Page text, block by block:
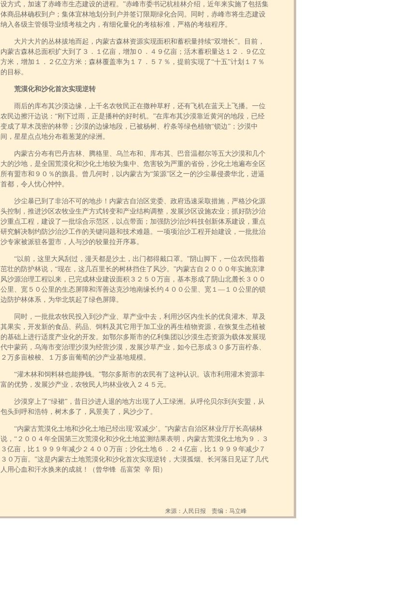
设方式，加速了赤峰市生态建设的进程。”赤峰市委书记杭桂林介绍，近年来实施了包括集
体商品林确权到户；集体宜林地划分到户并签订限期绿化合同。同时，赤峰市将生态建设
纳入各级主管领导业绩考核之内，有细化量化的考核标准，严格的考核程序。
大片大片的丛林拔地而起，内蒙古森林资源实现面积和蓄积量持续“双增长”。目前，
内蒙古森林总面积扩大到了３．１亿亩，增加０．４９亿亩；活木蓄积量达１２．９亿立
方米，增加１．２亿立方米；森林覆盖率为１７．５７％，提前实现了“十五”计划１７％
的目标。
荒漠化和沙化首次实现逆转
雨后的库布其沙漠边缘，上千名农牧民正在撒种草籽，还有飞机在蓝天上飞播。一位
农民边擦汗边说：“刚下过雨，正是播种的好时机。”在库布其沙漠靠近黄河的地段，已经
变成了草木茂密的林带；沙漠的边缘地段，已被杨树、柠条等绿色植物“锁边”；沙漠中
间，星星点点地分布着葱茏的绿洲。
内蒙古分布有巴丹吉林、腾格里、乌兰布和、库布其、巴音温都尔等五大沙漠和几个
大的沙地，是全国荒漠化和沙化土地较为集中、危害较为严重的省份，沙化土地遍布全区
所有盟市和９０％的旗县。曾几何时，以内蒙古为“策源”区之一的沙尘暴侵袭华北，进逼
首都，令人忧心忡忡。
沙尘暴已到了非治不可的地步！内蒙古自治区党委、政府迅速采取措施，严格沙化源
头控制，推进沙区农牧业生产方式转变和产业结构调整，发展沙区设施农业；抓好防沙治
沙重点工程，建设了一批综合示范区，以点带面；加强防沙治沙科技创新体系建设，重点
研究解决制约防沙治沙工作的关键问题和技术难题。一项项治沙工程开始建设，一批批治
沙专家被派驻各盟市，人与沙的较量拉开序幕。
“以前，这里大风刮过，漫天都是沙土，出门都得戴口罩。”阴山脚下，一位农民指着
茁壮的防护林说，“现在，这几百里长的树林挡住了风沙。”内蒙古自２０００年实施京津
风沙源治理工程以来，已完成林业建设面积３２５０万亩，基本形成了阴山北麓长３００
公里、宽５０公里的生态屏障和浑善达克沙地南缘长约４００公里、宽１―１０公里的锁
边防护林体系，为华北筑起了绿色屏障。
同时，一批批农牧民投入到沙产业、草产业中去，利用沙区内生长的优良灌木、草及
其果实，开发新的食品、药品、饲料及其它用于加工业的再生植物资源，在恢复生态植被
的基础上进行适度产业化的开发。如鄂尔多斯市的亿利集团以沙漠生态资源为载体发展现
代中蒙药，乌海市变治理沙漠为经营沙漠，发展沙草产业，如今已形成３０多万亩柠条、
２万多亩梭梭、１万多亩葡萄的沙产业基地规模。
“灌木林和饲料林也能挣钱。”鄂尔多斯市的农民有了这种认识。该市利用灌木资源丰
富的优势，发展沙产业，农牧民人均林业收入２４５元。
沙漠穿上了“绿裙”，昔日沙进人退的地方出现了人工绿洲。从呼伦贝尔到兴安盟，从
包头到呼和浩特，树木多了，风景美了，风沙少了。
“内蒙古荒漠化土地和沙化土地已经出现‘双减少’。”内蒙古自治区林业厅厅长高锡林
说，“２００４年全国第三次荒漠化和沙化土地监测结果表明，内蒙古荒漠化土地为９．３
３亿亩，比１９９９年减少２４００万亩；沙化土地６．２４亿亩，比１９９９年减少７
３０万亩。”这是内蒙古土地荒漠化和沙化首次实现逆转，大漠孤烟、长河落日见证了几代
人用心血和汗水换来的成就！（曾华锋 岳富荣 辛 阳）
来源：人民日报 责编：马立峰